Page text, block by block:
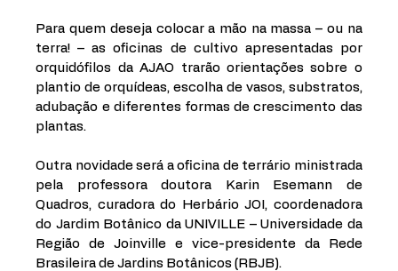
Para quem deseja colocar a mão na massa – ou na
terra! – as oficinas de cultivo apresentadas por
orquidófilos da AJAO trarão orientações sobre o
plantio de orquídeas, escolha de vasos, substratos,
adubação e diferentes formas de crescimento das
plantas.
Outra novidade será a oficina de terrário ministrada
pela professora doutora Karin Esemann de
Quadros, curadora do Herbário JOI, coordenadora
do Jardim Botânico da UNIVILLE – Universidade da
Região de Joinville e vice-presidente da Rede
Brasileira de Jardins Botânicos (RBJB).